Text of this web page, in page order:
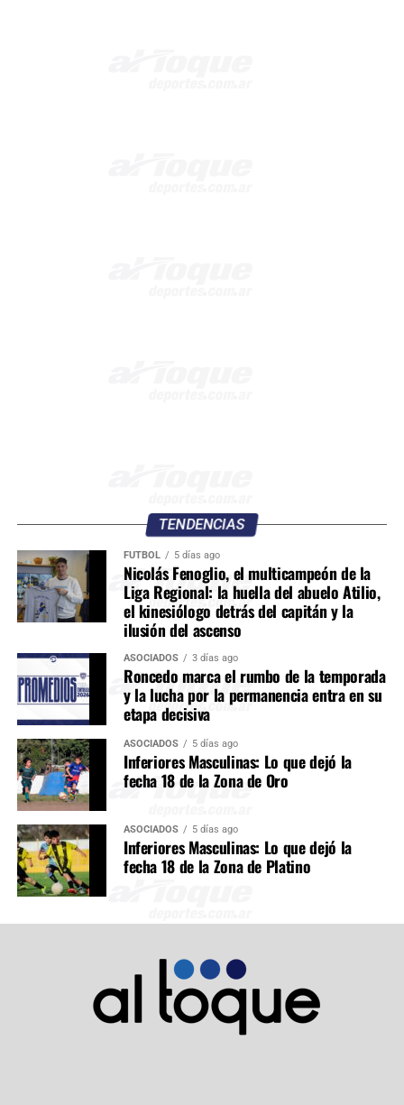
TENDENCIAS
FÚTBOL 5 días ago
Nicolás Fenoglio, el multicampeón de la
Liga Regional: la huella del abuelo Atilio,
el kinesiólogo detrás del capitán y la
ilusión del ascenso
ASOCIADOS 3 días ago
Roncedo marca el rumbo de la temporada
y la lucha por la permanencia entra en su
etapa decisiva
ASOCIADOS 5 días ago
Inferiores Masculinas: Lo que dejó la
fecha 18 de la Zona de Oro
ASOCIADOS 5 días ago
Inferiores Masculinas: Lo que dejó la
fecha 18 de la Zona de Platino